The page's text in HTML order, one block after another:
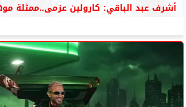
أشرف عبد الباقي: كارولين عزمى..ممثلة